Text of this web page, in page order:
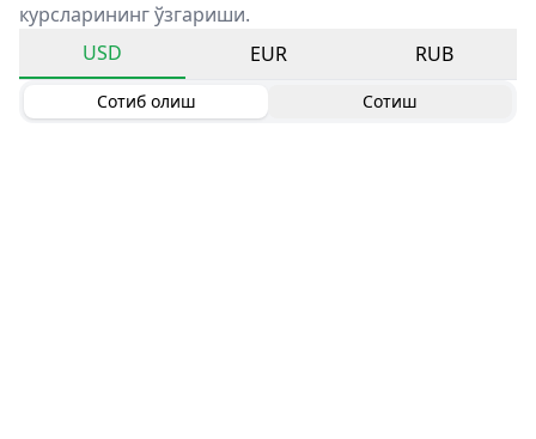
курсларининг ўзгариши.
USD
EUR RUB
Сотиб олиш Сотиш